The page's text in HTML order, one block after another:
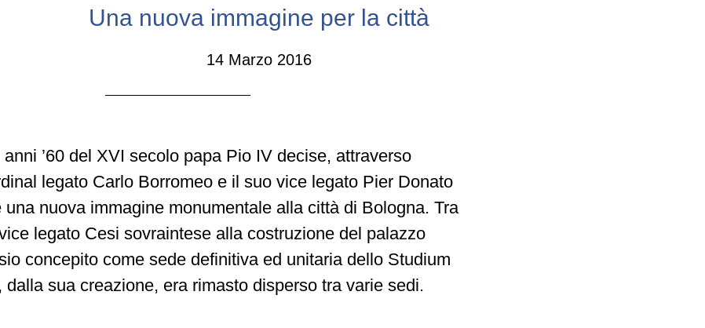
Una nuova immagine per la città
14 Marzo 2016
’60 del XVI secolo papa Pio IV decise, attraverso
legato Carlo Borromeo e il suo vice legato Pier Donato
una nuova immagine monumentale alla città di Bologna. Tra
legato Cesi sovraintese alla costruzione del palazzo
concepito come sede definitiva ed unitaria dello Studium
dalla sua creazione, era rimasto disperso tra varie sedi.